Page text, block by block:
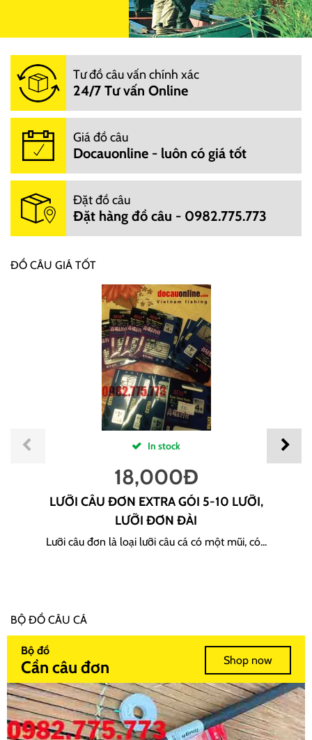
Tư đồ câu vấn chính xác
24/7 Tư vấn Online
Giá đồ câu
Docauonline - luôn có giá tốt
Đặt đồ câu
Đặt hàng đồ câu - 0982.775.773
ĐỒ CÂU GIÁ TỐT
In stock
18,000Đ
LƯỠI CÂU ĐƠN EXTRA GÓI 5-10 LƯỠI,
LƯỠI ĐƠN ĐÀI
Lưỡi câu đơn là loại lưỡi câu cá có một mũi, có...
BỘ ĐỒ CÂU CÁ
Bộ đồ
Cần câu đơn Shop now